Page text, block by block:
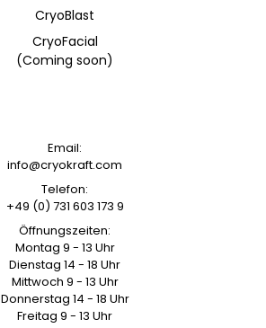
CryoBlast
CryoFacial
(Coming soon)
Email:
info@cryokraft.com
Telefon:
+49 (0) 731 603 173 9
Öffnungszeiten:
Montag 9 - 13 Uhr
Dienstag 14 - 18 Uhr
Mittwoch 9 - 13 Uhr
Donnerstag 14 - 18 Uhr
Freitag 9 - 13 Uhr